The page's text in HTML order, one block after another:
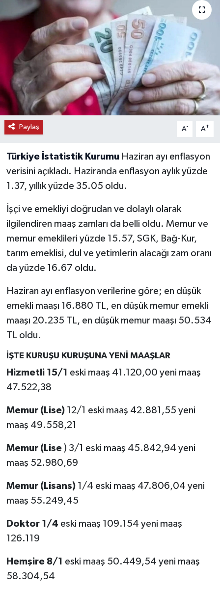
Paylaş A- A+
Türkiye İstatistik KurumuHaziran ayı enflasyon
verisini açıkladı. Haziranda enflasyon aylık yüzde
1.37, yıllık yüzde 35.05 oldu.
İşçi ve emekliyi doğrudan ve dolaylı olarak
ilgilendiren maaş zamları da belli oldu. Memur ve
memur emeklileri yüzde 15.57, SGK, Bağ-Kur,
tarım emeklisi, dul ve yetimlerin alacağı zam oranı
da yüzde 16.67 oldu.
Haziran ayı enflasyon verilerine göre; en düşük
emekli maaşı 16.880 TL, en düşük memur emekli
maaşı 20.235 TL, en düşük memur maaşı 50.534
TL oldu.
İŞTE KURUŞU KURUŞUNA YENİ MAAŞLAR
Hizmetli 15/1 eski maaş 41.120,00 yeni maaş
47.522,38
Memur (Lise)12/1 eski maaş 42.881,55 yeni
maaş 49.558,21
Memur (Lise) 3/1 eski maaş 45.842,94 yeni
maaş 52.980,69
Memur (Lisans)1/4 eski maaş 47.806,04 yeni
maaş 55.249,45
Doktor 1/4 eski maaş 109.154 yeni maaş
126.119
Hemşire 8/1 eski maaş 50.449,54 yeni maaş
58.304,54
ÖZEL HABER
SAĞLIK
SPOR
TEKNOLOJİ
TİCARET
YAŞAM